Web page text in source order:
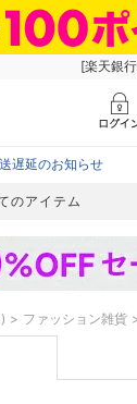
[楽天銀
遅延のお知らせ
のアイテム
ファッション雑貨